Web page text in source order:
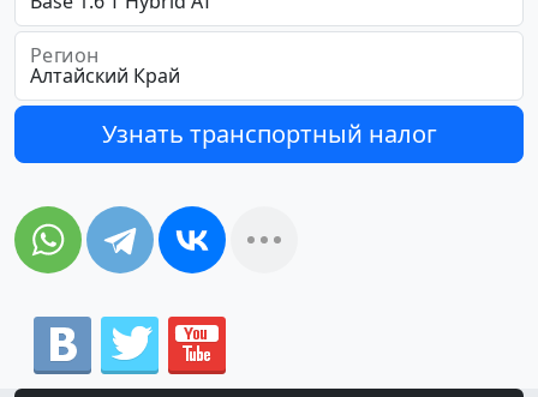
Регион